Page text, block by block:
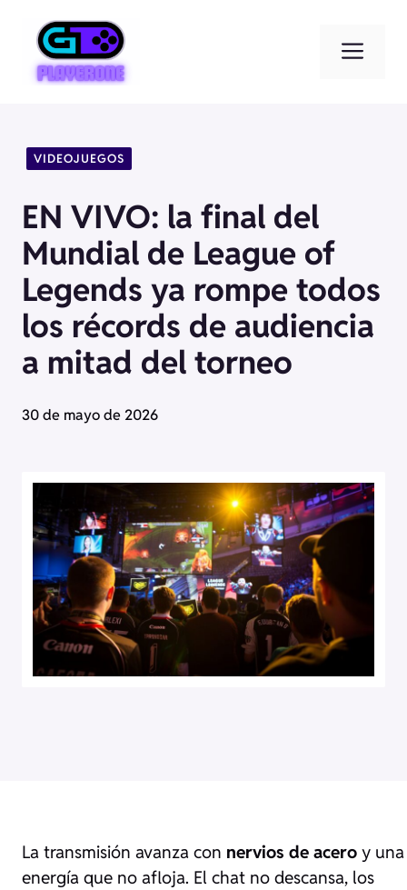
contenido
VIDEOJUEGOS
EN VIVO: la final del
Mundial de League of
Legends ya rompe todos
los récords de audiencia
a mitad del torneo
30 de mayo de 2026
La transmisión avanza con nervios de acero y una
energía que no afloja. El chat no descansa, los